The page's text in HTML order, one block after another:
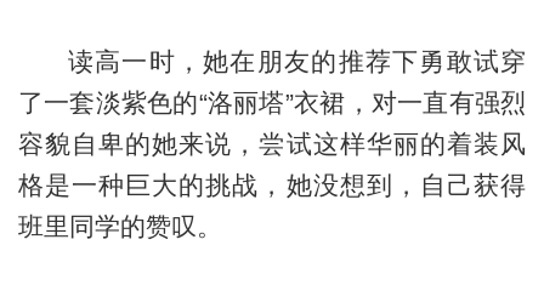
读高一时，她在朋友的推荐下勇敢试穿
了一套淡紫色的“洛丽塔”衣裙，对一直有强烈
容貌自卑的她来说，尝试这样华丽的着装风
格是一种巨大的挑战，她没想到，自己获得
班里同学的赞叹。